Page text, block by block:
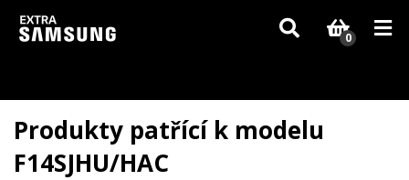
Vzhledem k aktuální situaci se může dodání dílů, které nejsou skladem,
zpozdit. Děkujeme za pochopení.
0
Produkty patřící k modelu
F14SJHU/HAC